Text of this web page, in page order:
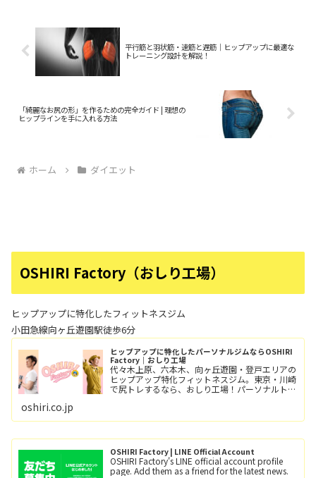
平行筋と羽状筋・速筋と遅筋｜ヒップアップに最適な
トレーニング設計を解説！
「綺麗なお尻の形」を作るための完全ガイド | 理想の
ヒップラインを手に入れる方法
ホーム ダイエット
OSHIRI Factory（おしり工場）
ヒップアップに特化したフィットネスジム
小田急線向ヶ丘遊園駅徒歩6分
ヒップアップに特化したパーソナルジムならOSHIRI
Factory｜おしり工場
代々木上原、六本木、向ヶ丘遊園・登戸エリアの
ヒップアップ特化フィットネスジム。東京・川崎
で尻トレするなら、おしり工場！パーソナルトレ
駅/徒歩12分。
oshiri.co.jp
OSHIRI Factory | LINE Official Account
OSHIRI Factory's LINE official account profile
page. Add them as a friend for the latest news.